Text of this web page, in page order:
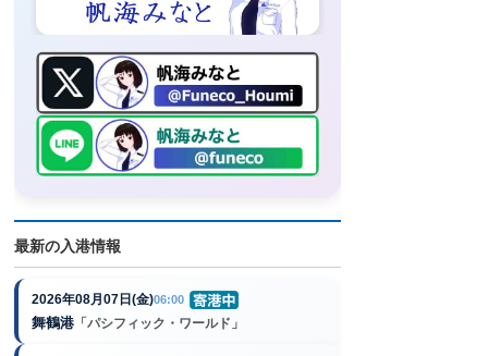
最新の入港情報
2026年08月07日(金)06:00
舞鶴港 「パシフィック・ワールド」